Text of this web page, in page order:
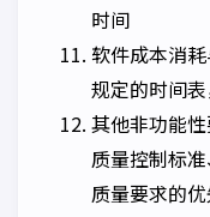
时间
软件成本消
规定的时间
其他非功能
质量控制标
质量要求的